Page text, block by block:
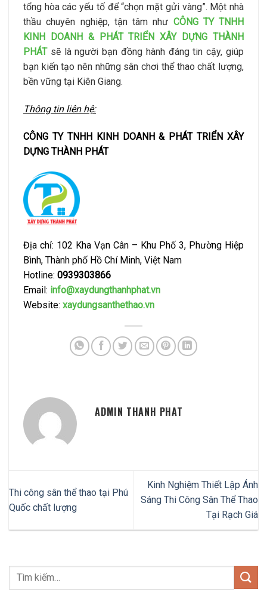
tổng hòa các yếu tố để “chọn mặt gửi vàng”. Một nhà
thầu chuyên nghiệp, tận tâm như CÔNG TY TNHH
KINH DOANH & PHÁT TRIỂN XÂY DỰNG THÀNH
PHÁTsẽ là người bạn đồng hành đáng tin cậy, giúp
bạn kiến tạo nên những sân chơi thể thao chất lượng,
bền vững tại Kiên Giang.
Thông tin liên hệ:
CÔNG TY TNHH KINH DOANH & PHÁT TRIỂN XÂY
DỰNG THÀNH PHÁT
Địa chỉ: 102 Kha Vạn Cân – Khu Phố 3, Phường Hiệp
Bình, Thành phố Hồ Chí Minh, Việt Nam
Hotline: 0939303866
Email: info@xaydungthanhphat.vn
Website: xaydungsanthethao.vn
ADMIN THANH PHAT
Thi công sân thể thao tại Phú
Quốc chất lượng
Kinh Nghiệm Thiết Lập Ánh
Sáng Thi Công Sân Thể Thao
Tại Rạch Giá